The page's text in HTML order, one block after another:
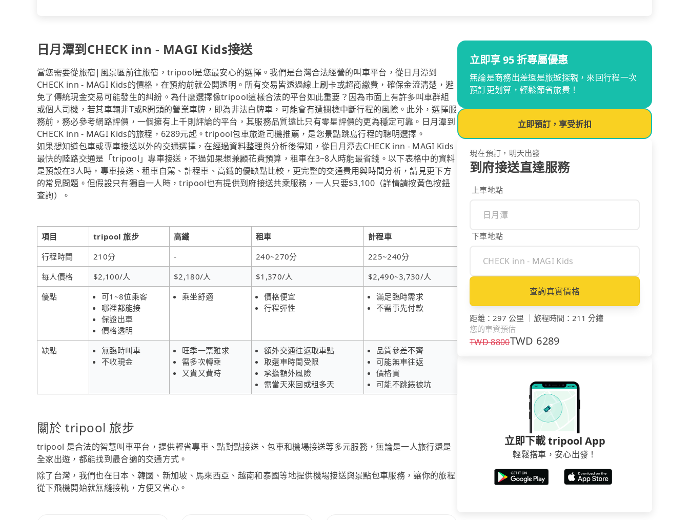
日月潭到CHECK inn - MAGI Kids接送
當您需要從旅宿|風景區前往旅宿，tripool是您最安心的選擇。我們是台灣合法經營的叫車平台，從日月潭到
CHECK inn - MAGI Kids的價格，在預約前就公開透明。所有交易皆透過線上刷卡或超商繳費，確保金流清楚，避
免了傳統現金交易可能發生的糾紛。為什麼選擇像tripool這樣合法的平台如此重要？因為市面上有許多叫車群組
或個人司機，若其車輛非T或R開頭的營業車牌，即為非法白牌車，可能會有遭攔檢中斷行程的風險。此外，選擇服
務前，務必參考網路評價，一個擁有上千則評論的平台，其服務品質遠比只有零星評價的更為穩定可靠。日月潭到
CHECK inn - MAGI Kids的旅程，6289元起。tripool包車旅遊司機推薦，是您景點跳島行程的聰明選擇。
如果想知道包車或專車接送以外的交通選擇，在經過資料整理與分析後得知，從日月潭去CHECK inn - MAGI Kids
最快的陸路交通是「tripool」專車接送，不過如果想兼顧花費預算，租車在3~8人時能最省錢。以下表格中的資料
是預設在3人時，專車接送、租車自駕、計程車、高鐵的優缺點比較，更完整的交通費用與時間分析，請見更下方
的常見問題。但假設只有獨自一人時，tripool也有提供到府接送共乘服務，一人只要$3,100（詳情請按黃色按鈕
查詢）。
項目 tripool 旅步 高鐵 租車
計程車
行程時間
210分 - 240~270分
225~240分
每人價格
$2,100/人 $2,180/人 $1,370/人
$2,490~3,730/人
優點
可1~8位乘客
哪裡都能接
保證出車
價格透明
乘坐舒適
價格便宜
行程彈性
滿足臨時需求
不需事先付款
缺點
無臨時叫車
不收現金
旺季一票難求
需多次轉乘
又貴又費時
額外交通往返取車點
取還車時間受限
承擔額外風險
需當天來回或租多天
品質參差不齊
可能無車往返
價格貴
可能不跳錶被坑
關於 tripool 旅步
tripool 是合法的智慧叫車平台，提供輕省專車、點對點接送、包車和機場接送等多元服務，無論是一人旅行還是
全家出遊，都能找到最合適的交通方式。
除了台灣，我們也在日本、韓國、新加坡、馬來西亞、越南和泰國等地提供機場接送與景點包車服務，讓你的旅程
從下飛機開始就無縫接軌，方便又省心。
立即享 95 折專屬優惠
無論是商務出差還是旅遊探親，來回行程一次
預訂更划算，輕鬆節省旅費！
立即預訂，享受折扣
現在預訂，明天出發
到府接送直達服務
上車地點
下車地點
查詢真實價格
距離 ： 297 公里 ｜ 旅程時間 ： 211 分鐘
您的車資預估
TWD8800TWD 6289
立即下載 tripool App
輕鬆搭車，安心出發！